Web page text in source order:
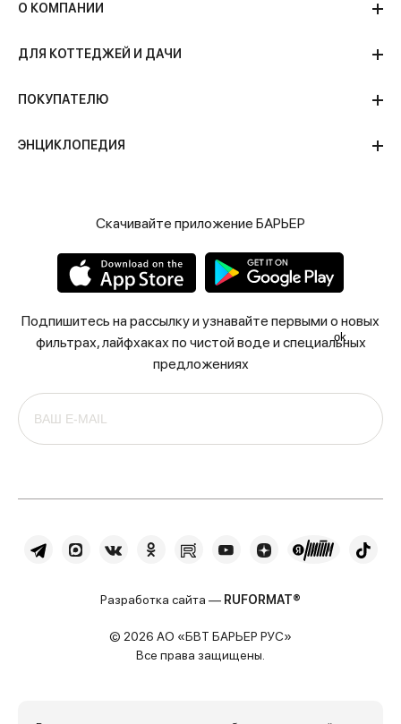
О КОМПАНИИ
ДЛЯ КОТТЕДЖЕЙ И ДАЧИ
ПОКУПАТЕЛЮ
ЭНЦИКЛОПЕДИЯ
Скачивайте приложение БАРЬЕР
Подпишитесь на рассылку и узнавайте первыми о новых
фильтрах, лайфхаках по чистой воде и специальных
предложениях
ok
Разработка сайта — RUFORMAT®
© 2026 АО «БВТ БАРЬЕР РУС»
Все права защищены.